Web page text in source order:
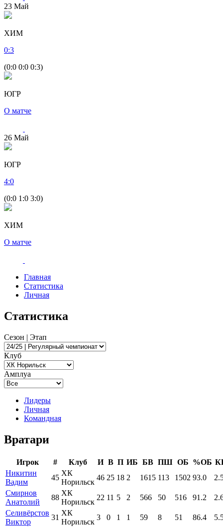
23 Май
ХИМ
0:3
(0:0 0:0 0:3)
ЮГР
О матче
26 Май
ЮГР
4:0
(0:0 1:0 3:0)
ХИМ
О матче
Главная
Статистика
Личная
Статистика
Сезон | Этап
Клуб
Амплуа
Лидеры
Личная
Командная
Вратари
Игрок # Клуб И В П ИБ БВ ПШ ОБ %ОБ
Никитин
Вадим
45
ХК
Норильск
46 25 18 2 1615 113 1502 93.0
Смирнов
Анатолий
88
ХК
Норильск
22 11 5 2 566 50 516 91.2
Селивёрстов
Виктор
31
ХК
Норильск
3 0 1 1 59 8 51 86.4